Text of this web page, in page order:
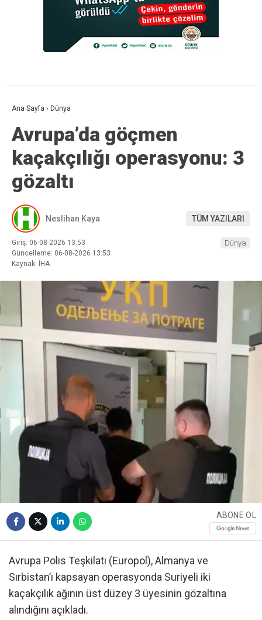
Ana Sayfa › Dünya
Avrupa’da göçmen
kaçakçılığı operasyonu: 3
gözaltı
Neslihan Kaya TÜM YAZILARI
Giriş: 06-08-2026 13:53
Güncelleme: 06-08-2026 13:53
Kaynak: İHA
Dünya
ABONE OL
Avrupa Polis Teşkilatı (Europol), Almanya ve
Sırbistan’ı kapsayan operasyonda Suriyeli iki
kaçakçılık ağının üst düzey 3 üyesinin gözaltına
alındığını açıkladı.